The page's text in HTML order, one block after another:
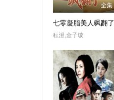
全集
七零凝脂美人飒翻了
程澄,金子璇